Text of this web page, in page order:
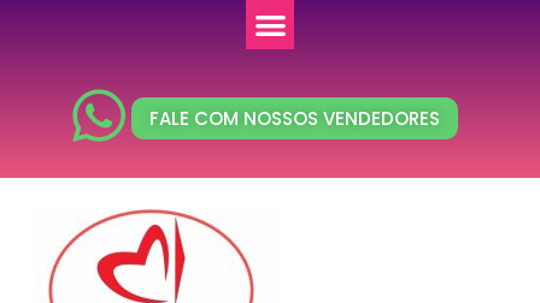
FALE COM NOSSOS VENDEDORES